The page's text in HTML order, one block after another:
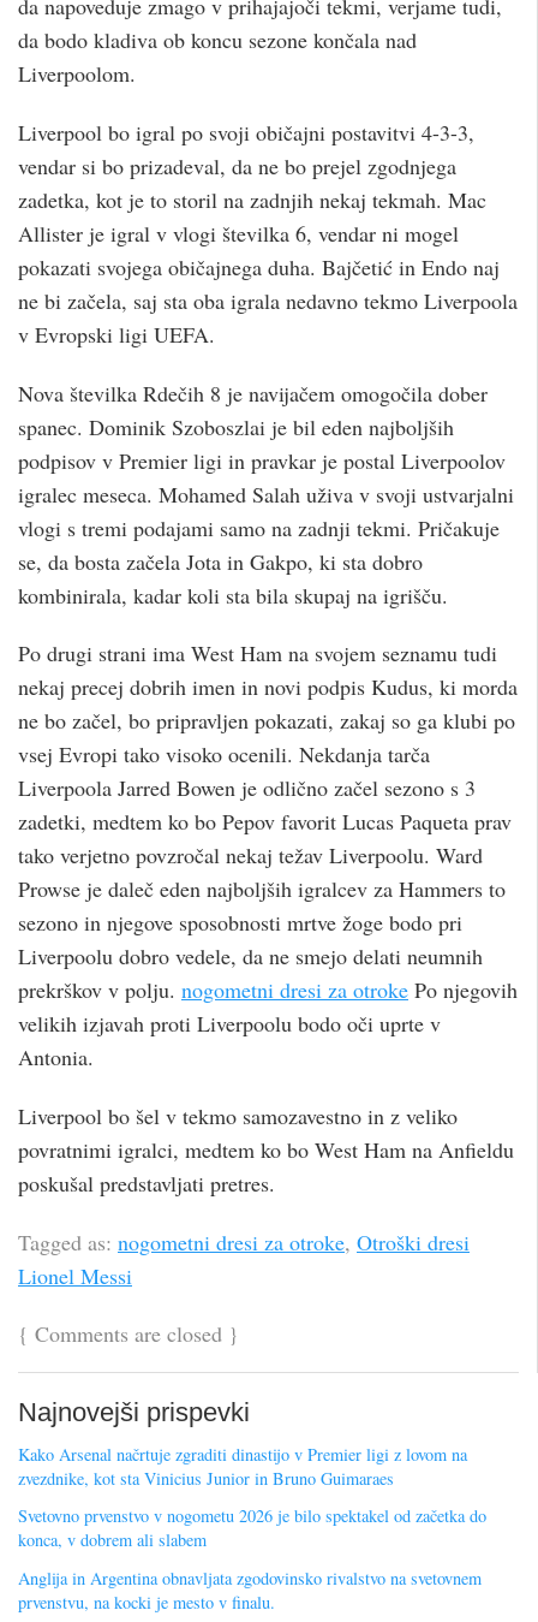
da napoveduje zmago v prihajajoči tekmi, verjame tudi,
da bodo kladiva ob koncu sezone končala nad
Liverpoolom.
Liverpool bo igral po svoji običajni postavitvi 4-3-3,
vendar si bo prizadeval, da ne bo prejel zgodnjega
zadetka, kot je to storil na zadnjih nekaj tekmah. Mac
Allister je igral v vlogi številka 6, vendar ni mogel
pokazati svojega običajnega duha. Bajčetić in Endo naj
ne bi začela, saj sta oba igrala nedavno tekmo Liverpoola
v Evropski ligi UEFA.
Nova številka Rdečih 8 je navijačem omogočila dober
spanec. Dominik Szoboszlai je bil eden najboljših
podpisov v Premier ligi in pravkar je postal Liverpoolov
igralec meseca. Mohamed Salah uživa v svoji ustvarjalni
vlogi s tremi podajami samo na zadnji tekmi. Pričakuje
se, da bosta začela Jota in Gakpo, ki sta dobro
kombinirala, kadar koli sta bila skupaj na igrišču.
Po drugi strani ima West Ham na svojem seznamu tudi
nekaj precej dobrih imen in novi podpis Kudus, ki morda
ne bo začel, bo pripravljen pokazati, zakaj so ga klubi po
vsej Evropi tako visoko ocenili. Nekdanja tarča
Liverpoola Jarred Bowen je odlično začel sezono s 3
zadetki, medtem ko bo Pepov favorit Lucas Paqueta prav
tako verjetno povzročal nekaj težav Liverpoolu. Ward
Prowse je daleč eden najboljših igralcev za Hammers to
sezono in njegove sposobnosti mrtve žoge bodo pri
Liverpoolu dobro vedele, da ne smejo delati neumnih
prekrškov v polju. nogometni dresi za otroke Po njegovih
velikih izjavah proti Liverpoolu bodo oči uprte v
Antonia.
Liverpool bo šel v tekmo samozavestno in z veliko
povratnimi igralci, medtem ko bo West Ham na Anfieldu
poskušal predstavljati pretres.
Tagged as: nogometni dresi za otroke, Otroški dresi
Lionel Messi
{ Comments are closed }
Najnovejši prispevki
Kako Arsenal načrtuje zgraditi dinastijo v Premier ligi z lovom na
zvezdnike, kot sta Vinicius Junior in Bruno Guimaraes
Svetovno prvenstvo v nogometu 2026 je bilo spektakel od začetka do
konca, v dobrem ali slabem
Anglija in Argentina obnavljata zgodovinsko rivalstvo na svetovnem
prvenstvu, na kocki je mesto v finalu.